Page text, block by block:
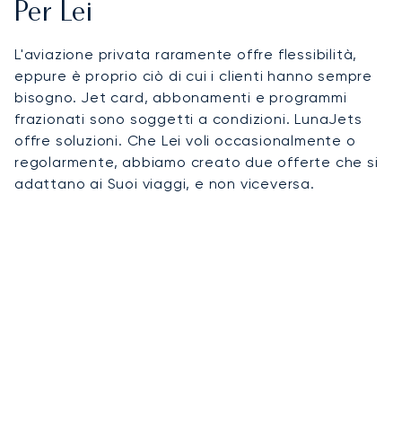
Per Lei
L'aviazione privata raramente offre flessibilità,
eppure è proprio ciò di cui i clienti hanno sempre
bisogno. Jet card, abbonamenti e programmi
frazionati sono soggetti a condizioni. LunaJets
offre soluzioni. Che Lei voli occasionalmente o
regolarmente, abbiamo creato due offerte che si
adattano ai Suoi viaggi, e non viceversa.